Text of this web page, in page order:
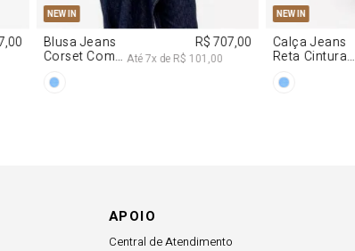
NEW IN
PP G
Blusa Jeans
Corset Com
R$ 707,00
Até7x deR$ 101,00
NEW IN
34
Calça Jeans
Reta Cintura
APOIO
Central de Atendimento